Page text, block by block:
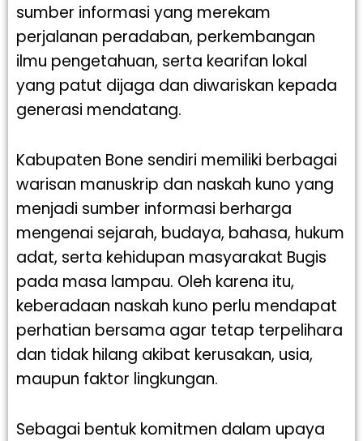
sumber informasi yang merekam
perjalanan peradaban, perkembangan
ilmu pengetahuan, serta kearifan lokal
yang patut dijaga dan diwariskan kepada
generasi mendatang.
Kabupaten Bone sendiri memiliki berbagai
warisan manuskrip dan naskah kuno yang
menjadi sumber informasi berharga
mengenai sejarah, budaya, bahasa, hukum
adat, serta kehidupan masyarakat Bugis
pada masa lampau. Oleh karena itu,
keberadaan naskah kuno perlu mendapat
perhatian bersama agar tetap terpelihara
dan tidak hilang akibat kerusakan, usia,
maupun faktor lingkungan.
Sebagai bentuk komitmen dalam upaya